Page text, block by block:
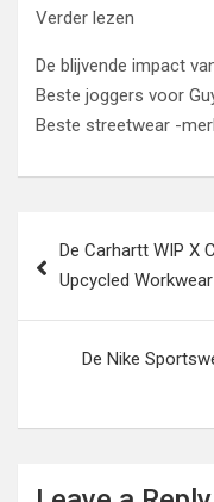
Verder lezen
De blijvende impact
Beste joggers voor
Beste streetwear -
navigation
De Carhartt WIP X
Upcycled Workwear
De Nike